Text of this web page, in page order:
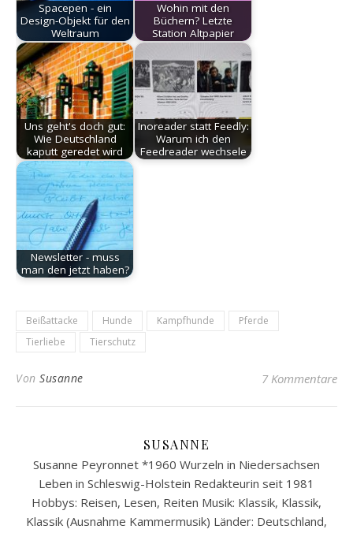
Spacepen - ein
Design-Objekt für den
Weltraum
Wohin mit den
Büchern? Letzte
Station Altpapier
Uns geht's doch gut:
Wie Deutschland
kaputt geredet wird
Inoreader statt Feedly:
Warum ich den
Feedreader wechsele
Newsletter - muss
man den jetzt haben?
Beißattacke Hunde Kampfhunde
Pferde
Tierliebe
Tierschutz
Von Susanne 7 Kommentare
SUSANNE
Susanne Peyronnet *1960 Wurzeln in Niedersachsen
Leben in Schleswig-Holstein Redakteurin seit 1981
Hobbys: Reisen, Lesen, Reiten Musik: Klassik, Klassik,
Klassik (Ausnahme Kammermusik) Länder: Deutschland,